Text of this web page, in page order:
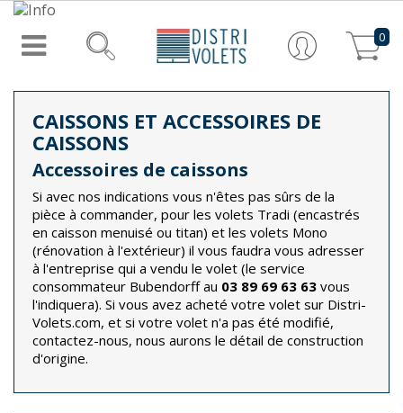
0
CAISSONS ET ACCESSOIRES DE
CAISSONS
Accessoires de caissons
Si avec nos indications vous n'êtes pas sûrs de la
pièce à commander, pour les volets Tradi (encastrés
en caisson menuisé ou titan) et les volets Mono
(rénovation à l'extérieur) il vous faudra vous adresser
à l'entreprise qui a vendu le volet (le service
consommateur Bubendorff au 03 89 69 63 63 vous
l'indiquera). Si vous avez acheté votre volet sur Distri-
Volets.com, et si votre volet n'a pas été modifié,
contactez-nous, nous aurons le détail de construction
d'origine.